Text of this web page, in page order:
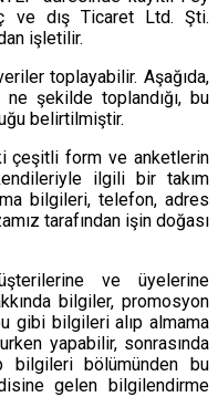
ve dış Ticaret Ltd. Şti.
işletilir.
toplayabilir. Aşağıda,
şekilde toplandığı, bu
belirtilmiştir.
çeşitli form ve anketlerin
ilgili bir takım
bilgileri, telefon, adres
tarafından işin doğası
ve üyelerine
bilgiler, promosyon
gibi bilgileri alıp almama
yapabilir, sonrasında
bilgileri bölümünden bu
gelen bilgilendirme